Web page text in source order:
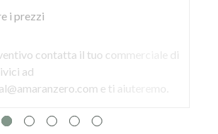
i prezzi
contatta il tuo commerciale di
ad
e ti aiuteremo.